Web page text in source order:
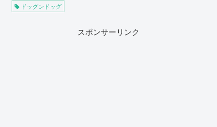
ドッグンドッグ
スポンサーリンク